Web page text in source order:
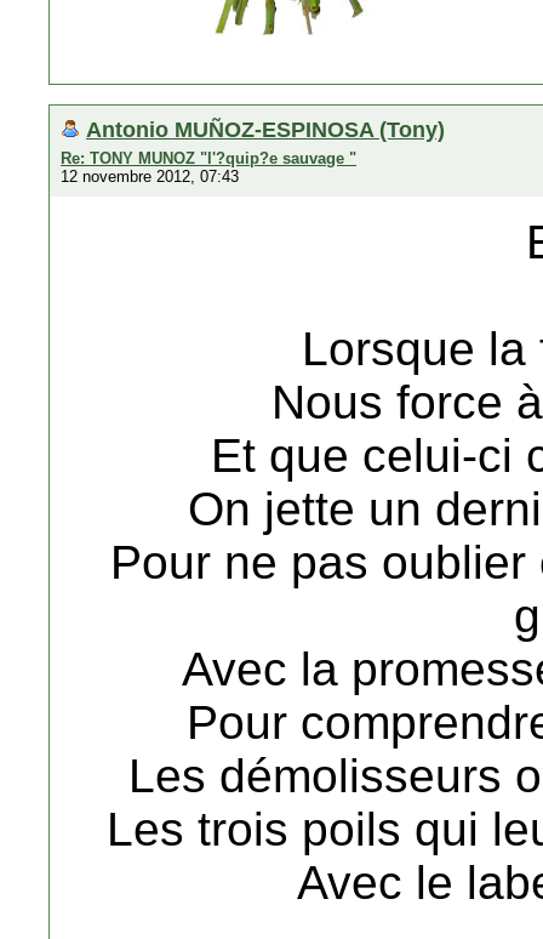
Antonio MUÑOZ-ESPINOSA (Tony)
Re: TONY MUNOZ "l'?quip?e sauvage "
12 novembre 2012, 07:43
Lorsque la
Nous force
Et que celui-ci
On jette un
Pour ne pas
Avec la
Pour
Les démolisseurs
Les trois poils qui
Avec le